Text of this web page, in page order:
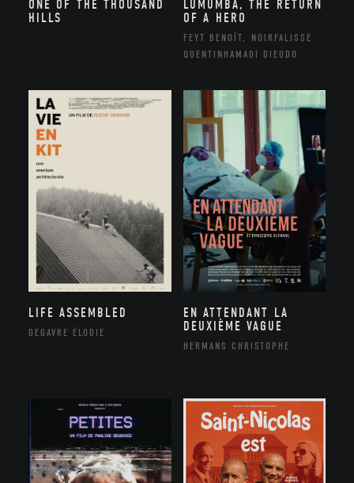
ONE OF THE THOUSAND
HILLS
LUMUMBA, THE RETURN
OF A HERO
FEYT BENOÎT, NOIRFALISSE
QUENTINHAMADI DIEUDO
LIFE ASSEMBLED
DEGAVRE ÉLODIE
EN ATTENDANT LA
DEUXIÈME VAGUE
HERMANS CHRISTOPHE